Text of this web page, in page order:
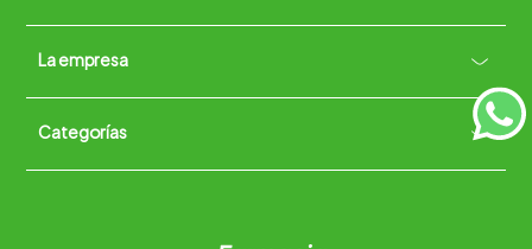
Contacto vía WhatsApp
Términos y condiciones
La empresa +
Quiénes somos
Trabaja con nosotros
Categorías +